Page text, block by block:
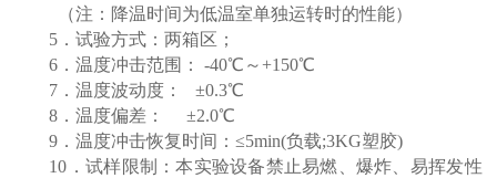
（注：降温时间为低温室单独运转时的性能）
5．试验方式：两箱区；
6．温度冲击范围： -40℃～+150℃
7．温度波动度： ±0.3℃
8．温度偏差： ±2.0℃
9．温度冲击恢复时间：≤5min(负载;3KG塑胶)
10．试样限制：本实验设备禁止易燃、爆炸、易挥发性